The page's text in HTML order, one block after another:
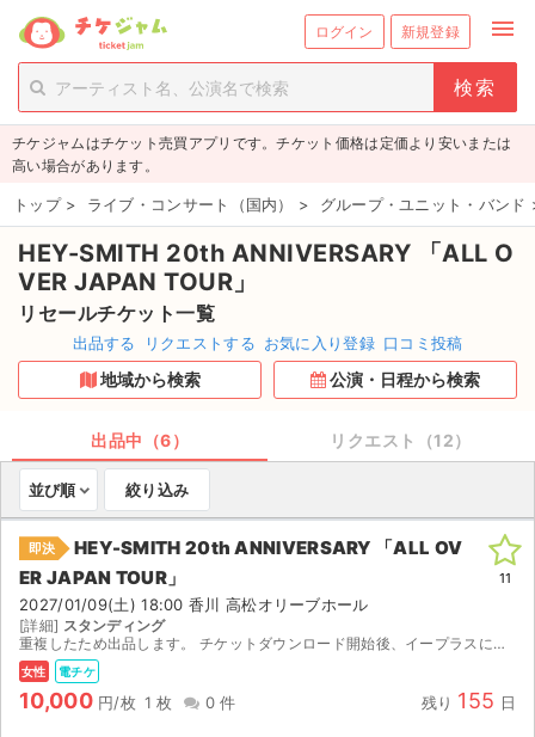
ログイン 新規登録 menu
person_add 新規会員登録
チケットを探す
新着チケット
値下げしたチケット
都道府県からチケットを探す
もうすぐ開催のチケット
取扱チケット
ライブ・コンサート（国内）
ライブ・コンサート（海外）
イベント
スポーツ
チケジャムはチケット売買アプリです。チケット価格は定価より安いまたは
高い場合があります。
トップ > ライブ・コンサート（国内） > グループ・ユニット・バンド
HEY-SMITH 20th ANNIVERSARY 「ALL O
VER JAPAN TOUR」
リセールチケット一覧
出品する リクエストする お気に入り登録 口コミ投稿
地域から検索 公演・日程から検索
出品中（6） リクエスト（12）
並び順 絞り込み
即決
HEY-SMITH 20th ANNIVERSARY 「ALL OV
ER JAPAN TOUR」
2027/01/09(土) 18:00 香川 高松オリーブホール
[詳細] スタンディング
重複したため出品します。 チケットダウンロード開始後、イープラスにて分配します。
女性 電チケ
10,000 円/枚 1 枚 0 件 残り 155 日
11